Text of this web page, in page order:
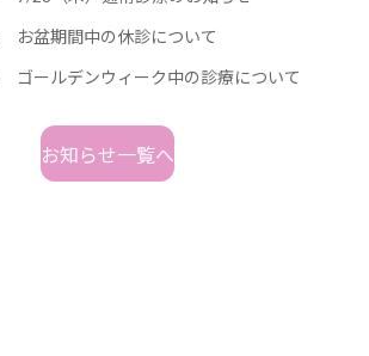
お盆期間中の休診について
ゴールデンウィーク中の診療について
お知らせ一覧へ